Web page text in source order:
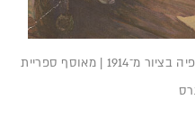
פרנקלין בעת שעבד כמדפיס בפילדלפיה בציור מ־1914 | מאוסף ספריית